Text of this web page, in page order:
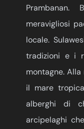
Prambanan.
meravigliosi
locale.
tradizioni e i
montagne.
il mare
alberghi di
arcipelaghi